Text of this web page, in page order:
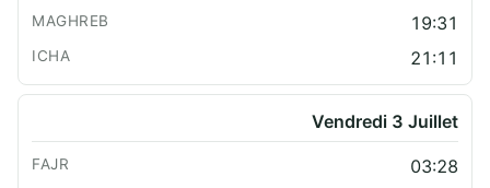
19:31
21:11
Vendredi 3 Juillet
03:28